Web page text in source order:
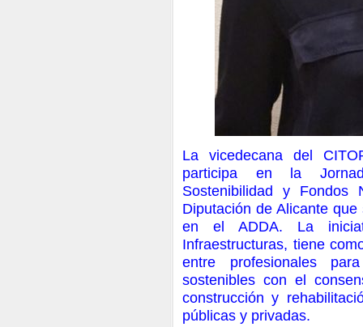
La vicedecana del
participa en la
Sostenibilidad y Fondos
Diputación de Alicante
en el ADDA. La
Infraestructuras, tiene
entre profesionales
sostenibles con el
construcción y
públicas y privadas.